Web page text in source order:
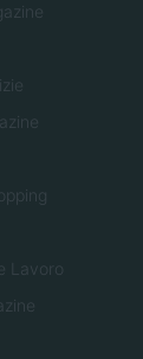
Lavoro